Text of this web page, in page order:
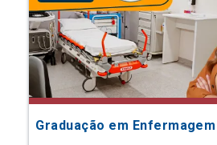
Graduação em Enfermagem